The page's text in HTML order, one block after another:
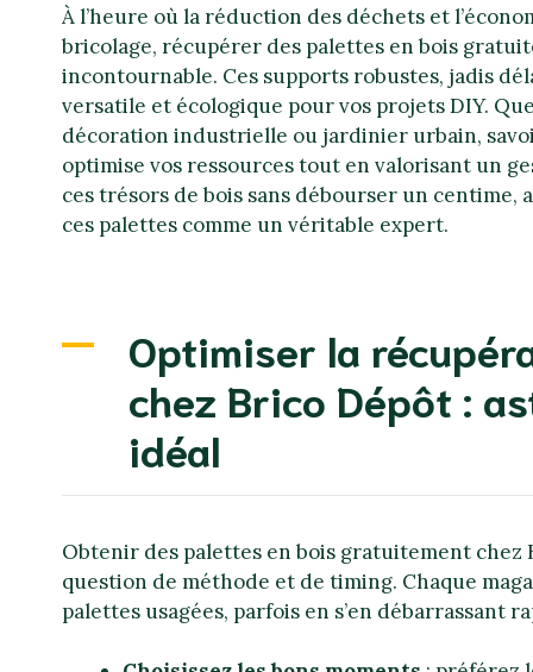
À l’heure où la réduction des déchets et
bricolage, récupérer des palettes en bois
incontournable. Ces supports robustes, jadis
versatile et écologique pour vos projets DIY.
décoration industrielle ou jardinier urbain,
optimise vos ressources tout en valorisant un
ces trésors de bois sans débourser un
ces palettes comme un véritable expert.
Optimiser la
chez Brico Dépôt :
idéal
Obtenir des palettes en bois gratuitement chez
question de méthode et de timing. Chaque
palettes usagées, parfois en s’en débarrassant